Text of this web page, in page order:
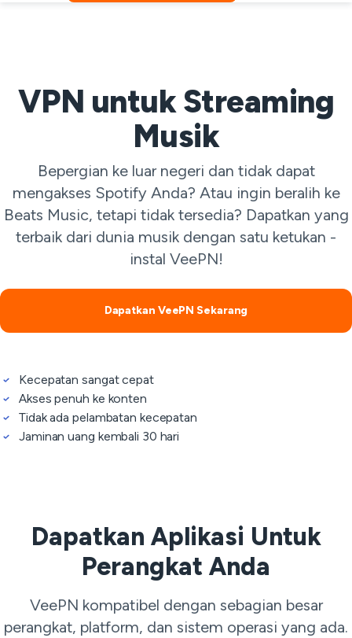
VPN untuk Streaming
Musik
Bepergian ke luar negeri dan tidak dapat
mengakses Spotify Anda? Atau ingin beralih ke
Beats Music, tetapi tidak tersedia? Dapatkan yang
terbaik dari dunia musik dengan satu ketukan -
instal VeePN!
Dapatkan VeePN Sekarang
Kecepatan sangat cepat
Akses penuh ke konten
Tidak ada pelambatan kecepatan
Jaminan uang kembali 30 hari
Dapatkan Aplikasi Untuk
Perangkat Anda
VeePN kompatibel dengan sebagian besar
perangkat, platform, dan sistem operasi yang ada.